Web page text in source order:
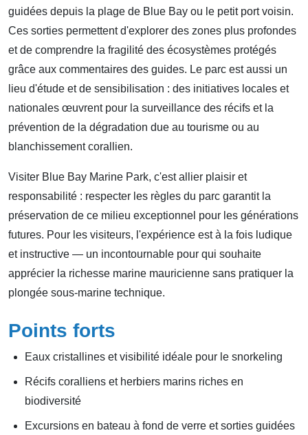
guidées depuis la plage de Blue Bay ou le petit port voisin.
Ces sorties permettent d'explorer des zones plus profondes
et de comprendre la fragilité des écosystèmes protégés
grâce aux commentaires des guides. Le parc est aussi un
lieu d'étude et de sensibilisation : des initiatives locales et
nationales œuvrent pour la surveillance des récifs et la
prévention de la dégradation due au tourisme ou au
blanchissement corallien.
Visiter Blue Bay Marine Park, c'est allier plaisir et
responsabilité : respecter les règles du parc garantit la
préservation de ce milieu exceptionnel pour les générations
futures. Pour les visiteurs, l'expérience est à la fois ludique
et instructive — un incontournable pour qui souhaite
apprécier la richesse marine mauricienne sans pratiquer la
plongée sous-marine technique.
Points forts
Eaux cristallines et visibilité idéale pour le snorkeling
Récifs coralliens et herbiers marins riches en
biodiversité
Excursions en bateau à fond de verre et sorties guidées